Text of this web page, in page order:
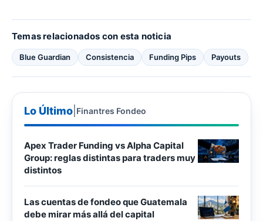
Temas relacionados con esta noticia
Blue Guardian Consistencia Funding Pips Payouts
Lo Último Finantres Fondeo
Apex Trader Funding vs Alpha Capital
Group: reglas distintas para traders muy
distintos
Las cuentas de fondeo que Guatemala
debe mirar más allá del capital